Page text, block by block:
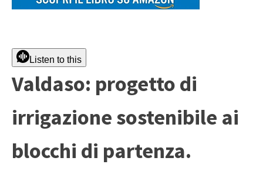
Listen to this
Valdaso: progetto di
irrigazione sostenibile ai
blocchi di partenza.